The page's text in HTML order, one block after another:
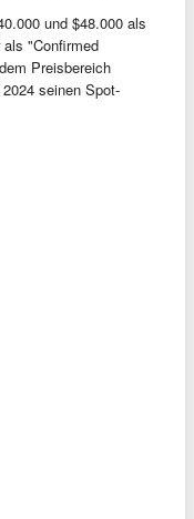
und $48.000 als
"Confirmed
Preisbereich
seinen Spot-